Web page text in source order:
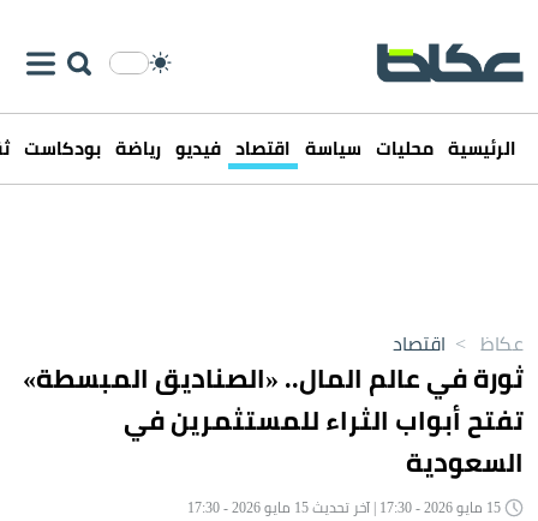
الرئيسية محليات سياسة اقتصاد فيديو رياضة بودكاست
عكاظ > اقتصاد
ثورة في عالم المال.. «الصناديق المبسطة»
تفتح أبواب الثراء للمستثمرين في
السعودية